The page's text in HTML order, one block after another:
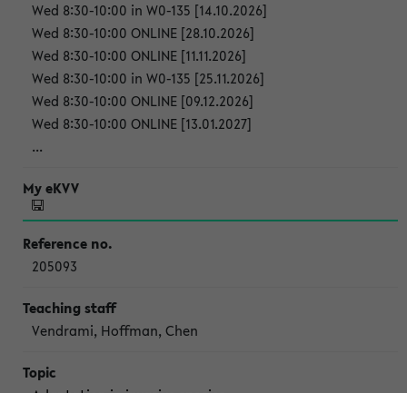
Wed 8:30-10:00 in W0-135 [14.10.2026]
Wed 8:30-10:00 ONLINE [28.10.2026]
Wed 8:30-10:00 ONLINE [11.11.2026]
Wed 8:30-10:00 in W0-135 [25.11.2026]
Wed 8:30-10:00 ONLINE [09.12.2026]
Wed 8:30-10:00 ONLINE [13.01.2027]
...
205093
Vendrami, Hoffman, Chen